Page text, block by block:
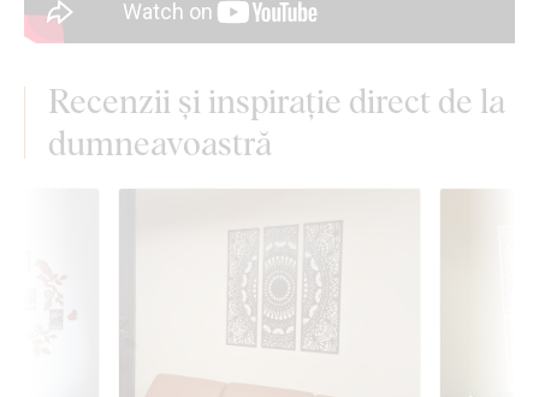
Recenzii și inspirație direct de la
dumneavoastră